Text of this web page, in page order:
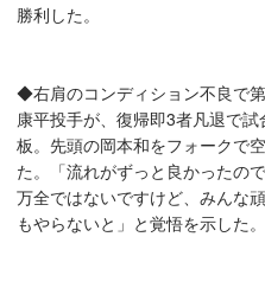
勝利した。
◆右肩のコンディション不良で
康平投手が、復帰即3者凡退で
板。先頭の岡本和をフォークで
た。「流れがずっと良かったの
万全ではないですけど、みんな
もやらないと」と覚悟を示した。